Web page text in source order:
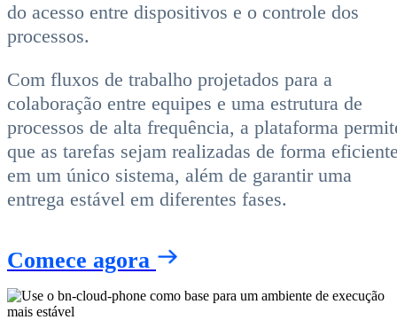
do acesso entre dispositivos e o controle dos
processos.
Com fluxos de trabalho projetados para a
colaboração entre equipes e uma estrutura de
processos de alta frequência, a plataforma
que as tarefas sejam realizadas de forma
em um único sistema, além de garantir uma
entrega estável em diferentes fases.
Comece agora